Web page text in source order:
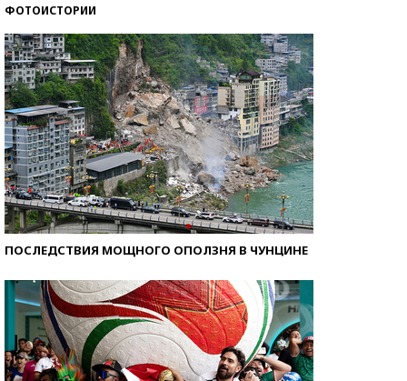
ФОТОИСТОРИИ
ПОСЛЕДСТВИЯ МОЩНОГО ОПОЛЗНЯ В ЧУНЦИНЕ